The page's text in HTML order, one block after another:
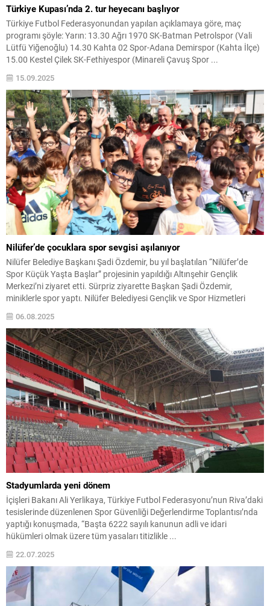
Türkiye Kupası’nda 2. tur heyecanı başlıyor
Türkiye Futbol Federasyonundan yapılan açıklamaya göre, maç
programı şöyle: Yarın: 13.30 Ağrı 1970 SK-Batman Petrolspor (Vali
Lütfü Yiğenoğlu) 14.30 Kahta 02 Spor-Adana Demirspor (Kahta İlçe)
15.00 Kestel Çilek SK-Fethiyespor (Minareli Çavuş Spor ...
15.09.2025
Nilüfer’de çocuklara spor sevgisi aşılanıyor
Nilüfer Belediye Başkanı Şadi Özdemir, bu yıl başlatılan “Nilüfer’de
Spor Küçük Yaşta Başlar” projesinin yapıldığı Altınşehir Gençlik
Merkezi’ni ziyaret etti. Sürpriz ziyarette Başkan Şadi Özdemir,
miniklerle spor yaptı. Nilüfer Belediyesi Gençlik ve Spor Hizmetleri
Başlar” projesi kapsamında, kırsal mahallelerden seçilen 7 ile 12...
06.08.2025
Stadyumlarda yeni dönem
İçişleri Bakanı Ali Yerlikaya, Türkiye Futbol Federasyonu’nun Riva’daki
tesislerinde düzenlenen Spor Güvenliği Değerlendirme Toplantısı’nda
yaptığı konuşmada, “Başta 6222 sayılı kanunun adli ve idari
hükümleri olmak üzere tüm yasaları titizlikle ...
22.07.2025